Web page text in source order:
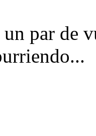
par de